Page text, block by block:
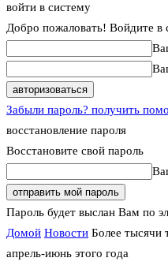
войти в систему
Добро пожаловать! Войдите в
Забыли пароль? получить
восстановление пароля
Восстановите свой пароль
Пароль будет выслан Вам по
Домой Новости Более тысячи
апрель-июнь этого года